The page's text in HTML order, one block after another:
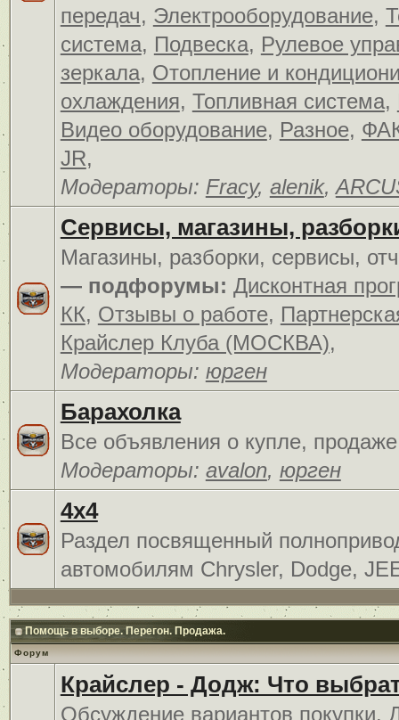
передач, Электрооборудование,
система, Подвеска, Рулевое
зеркала, Отопление и
охлаждения, Топливная система,
Видео оборудование, Разное,
JR,
Модераторы: Fracy, alenik,
Сервисы, магазины,
Магазины, разборки, сервисы,
— подфорумы: Дисконтная
КК, Отзывы о работе,
Крайслер Клуба (МОСКВА),
Модераторы: юрген
Барахолка
Все объявления о купле,
Модераторы: avalon, юрген
4x4
Раздел посвященный
автомобилям Chrysler, Dodge,
Помощь в выборе. Перегон. Продажа.
Форум
Крайслер - Додж: Что
Обсуждение вариантов покупки.